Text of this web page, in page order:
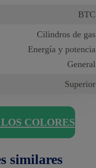
BTC
Cilindros de gas
Energía y potencia
General
Superior
COLORES
similares